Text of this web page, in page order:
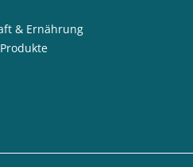
& Ernährung